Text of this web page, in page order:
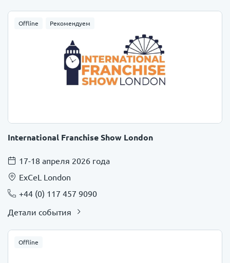
Offline Рекомендуем
International Franchise Show London
17-18 апреля 2026 года
ExCeL London
+44 (0) 117 457 9090
Детали события
Offline